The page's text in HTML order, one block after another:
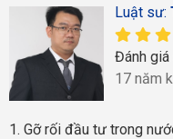
Luật sư:
Đánh giá
17 năm
1. Gỡ rối đầu tư trong